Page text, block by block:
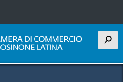
principale
h